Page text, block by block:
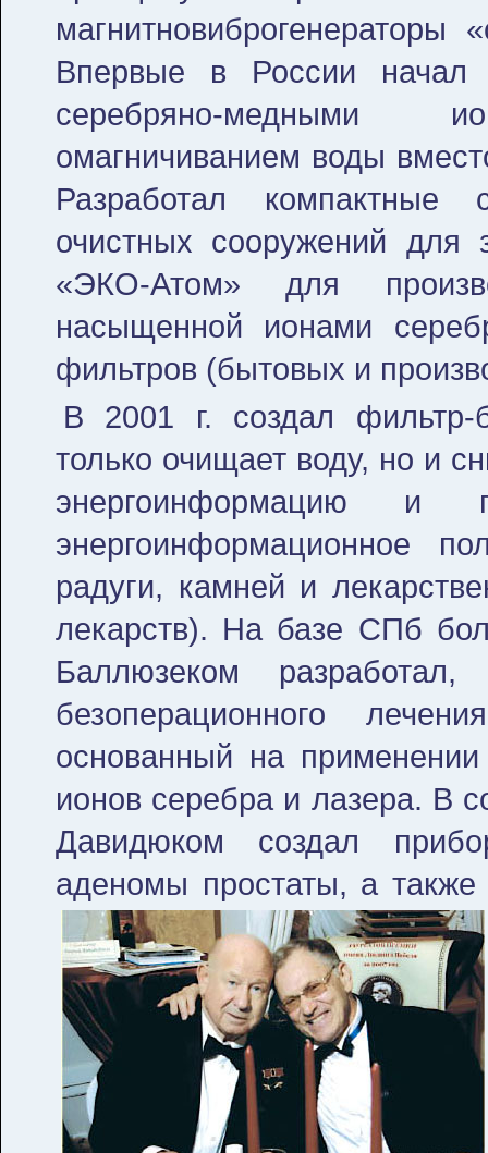
Впервые в России начал
серебряно-медными
омагничиванием воды
Разработал компактные
очистных сооружений
«ЭКО-Атом» для
насыщенной ионами
фильтров (бытовых и
В 2001 г. создал фильтр-
только очищает воду, но и
энергоинформацию и
энергоинформационное
радуги, камней и
лекарств). На базе СПб
Баллюзеком
безоперационного
основанный на
ионов серебра и лазера. В
Давидюком создал
аденомы простаты, а также